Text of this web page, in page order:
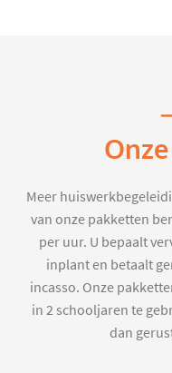
Meer
van onze pakketten
per uur. U bepaalt
inplant en betaalt
incasso. Onze
in 2 schooljaren te
dan